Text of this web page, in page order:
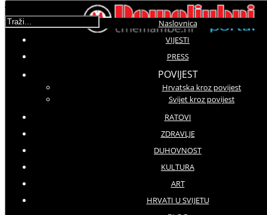
Naslovnica
VIJESTI
PRESS
POVIJEST
Hrvatska kroz povijest
Svijet kroz povijest
RATOVI
ZDRAVLJE
DUHOVNOST
KULTURA
ART
HRVATI U SVIJETU
Traži...
Molimo ocijenite
Srijeda, 09 Veljača 2022 12:20
PRESS
HV